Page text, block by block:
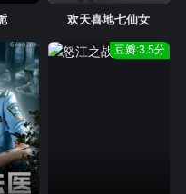
欢天喜地七仙女
豆瓣:3.5分